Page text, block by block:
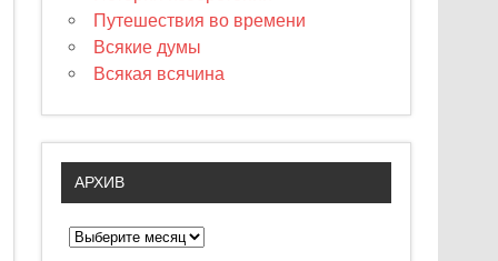
Путешествия во времени
Всякие думы
Всякая всячина
АРХИВ
А
р